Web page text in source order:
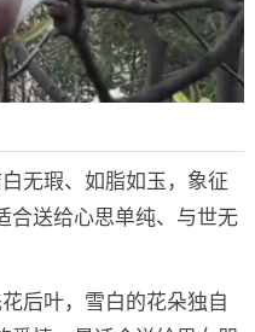
无瑕、如脂如玉，象征
合送给心思单纯、与世无
后叶，雪白的花朵独自